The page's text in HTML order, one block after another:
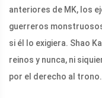
anteriores de MK, los
guerreros
si él lo exigiera. Shao
reinos y nunca, ni
por el derecho al trono.